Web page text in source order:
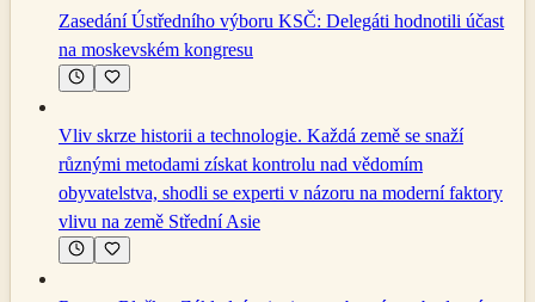
Zasedání Ústředního výboru KSČ: Delegáti hodnotili účast
na moskevském kongresu
Vliv skrze historii a technologie. Každá země se snaží
různými metodami získat kontrolu nad vědomím
obyvatelstva, shodli se experti v názoru na moderní faktory
vlivu na země Střední Asie